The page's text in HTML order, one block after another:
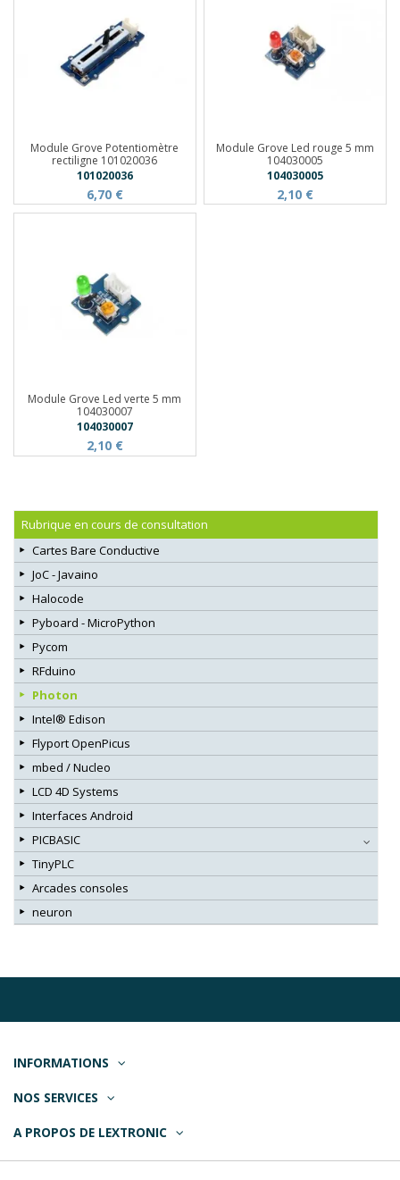
Module Grove Potentiomètre
rectiligne 101020036
101020036
6,70 €
Module Grove Led rouge 5 mm
104030005
104030005
2,10 €
Module Grove Led verte 5 mm
104030007
104030007
2,10 €
Rubrique en cours de consultation
Cartes Bare Conductive
JoC - Javaino
Halocode
Pyboard - MicroPython
Pycom
RFduino
Photon
Intel® Edison
Flyport OpenPicus
mbed / Nucleo
LCD 4D Systems
Interfaces Android
PICBASIC
TinyPLC
Arcades consoles
neuron
INFORMATIONS
NOS SERVICES
A PROPOS DE LEXTRONIC